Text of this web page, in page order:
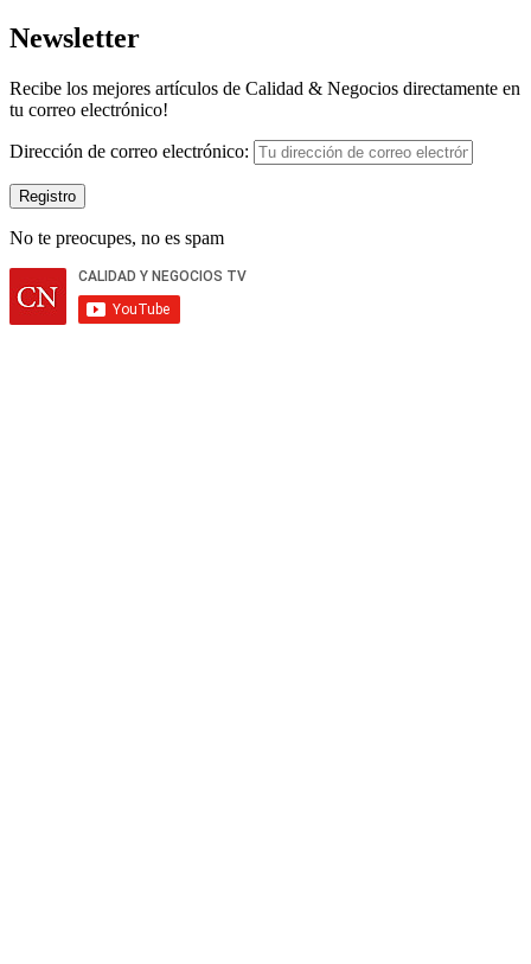
Newsletter
Recibe los mejores artículos de Calidad & Negocios directamente en
tu correo electrónico!
Dirección de correo electrónico:
No te preocupes, no es spam